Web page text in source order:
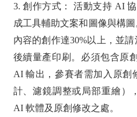
3. 創作方式： 活動支持 AI
成工具輔助文案和圖像與構
內容的創作達30%以上，並
後續量產印刷。必須包含原
AI 輸出，參賽者需加入原創
計、濾鏡調整或局部重繪）
AI 軟體及原創修改之處。